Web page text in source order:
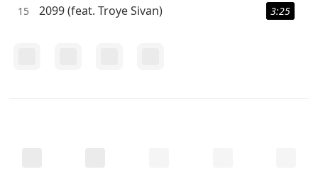
15 2099 (feat. Troye Sivan) 3:25